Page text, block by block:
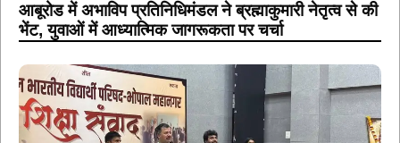
आबूरोड में अभाविप प्रतिनिधिमंडल ने ब्रह्माकुमारी नेतृत्व से की
भेंट, युवाओं में आध्यात्मिक जागरूकता पर चर्चा